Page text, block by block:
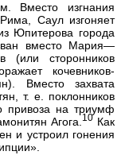
Вместо изгнания
Саул изгоняет
Юпитерова города
вместо Мария—
(или сторонников
кочевников-
Вместо захвата
т. е. поклонников
привоза на триумф
Агога. 10 Как
и устроил гонения